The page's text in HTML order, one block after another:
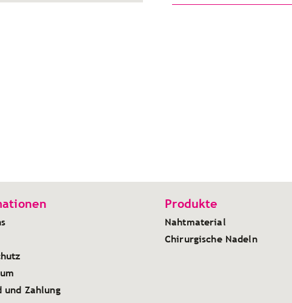
und Zahlung
Produkte
Nahtmaterial
Chirurgische Nadeln